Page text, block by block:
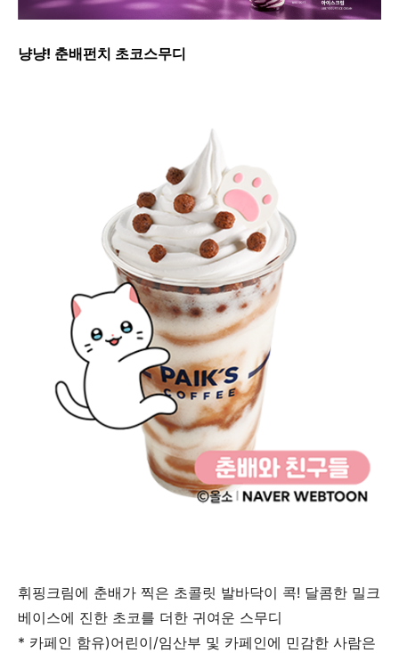
냥냥! 춘배펀치 초코스무디
휘핑크림에 춘배가 찍은 초콜릿 발바닥이 콕! 달콤한 밀크
베이스에 진한 초코를 더한 귀여운 스무디
* 카페인 함유)어린이/임산부 및 카페인에 민감한 사람은